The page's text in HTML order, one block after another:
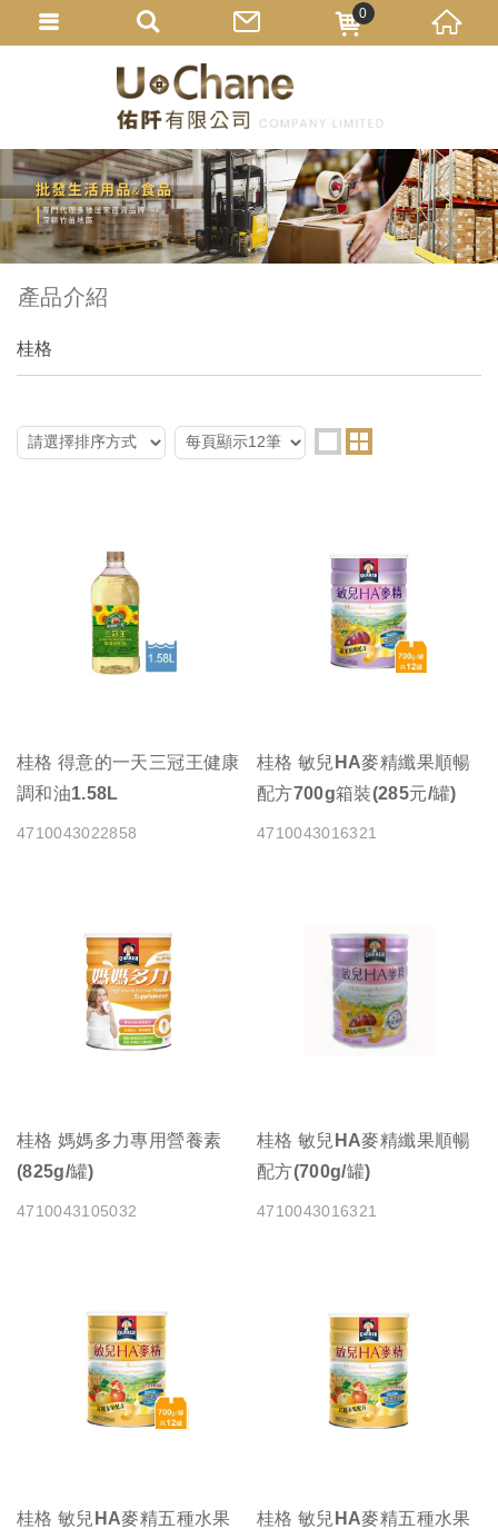
產品介紹
桂格
桂格 得意的一天三冠王健康
調和油1.58L
4710043022858
桂格 敏兒HA麥精纖果順暢
配方700g箱裝(285元/罐)
4710043016321
桂格 媽媽多力專用營養素
(825g/罐)
4710043105032
桂格 敏兒HA麥精纖果順暢
配方(700g/罐)
4710043016321
桂格 敏兒HA麥精五種水果
桂格 敏兒HA麥精五種水果
0